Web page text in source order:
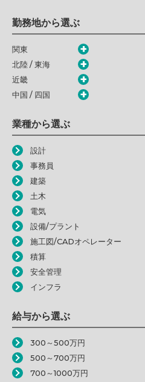
勤務地から選ぶ
関東
北陸 / 東海
近畿
中国 / 四国
業種から選ぶ
設計
事務員
建築
土木
電気
設備/プラント
施工図/CADオペレーター
積算
安全管理
インフラ
給与から選ぶ
300～500万円
500～700万円
700～1000万円